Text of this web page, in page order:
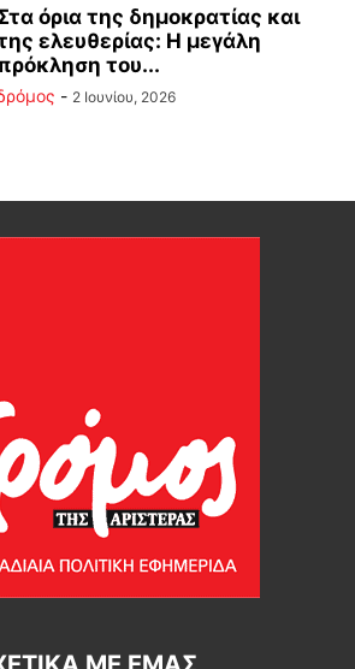
όρια της δημοκρατίας και
ελευθερίας: Η μεγάλη
του...
- 2 Ιουνίου, 2026